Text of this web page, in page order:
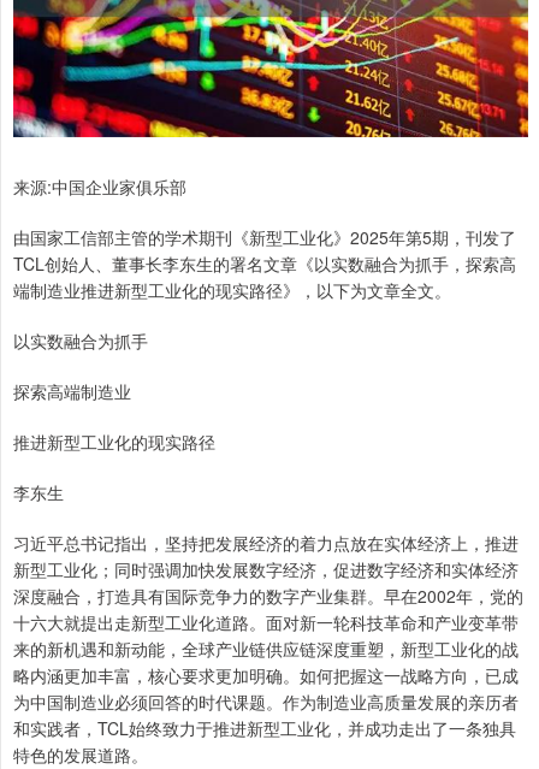
来源:中国企业家俱乐部
由国家工信部主管的学术期刊《新型工业化》2025年第5期，刊发了
TCL创始人、董事长李东生的署名文章《以实数融合为抓手，探索高
端制造业推进新型工业化的现实路径》，以下为文章全文。
以实数融合为抓手
探索高端制造业
推进新型工业化的现实路径
李东生
习近平总书记指出，坚持把发展经济的着力点放在实体经济上，推进
新型工业化；同时强调加快发展数字经济，促进数字经济和实体经济
深度融合，打造具有国际竞争力的数字产业集群。早在2002年，党的
十六大就提出走新型工业化道路。面对新一轮科技革命和产业变革带
来的新机遇和新动能，全球产业链供应链深度重塑，新型工业化的战
略内涵更加丰富，核心要求更加明确。如何把握这一战略方向，已成
为中国制造业必须回答的时代课题。作为制造业高质量发展的亲历者
和实践者，TCL始终致力于推进新型工业化，并成功走出了一条独具
特色的发展道路。